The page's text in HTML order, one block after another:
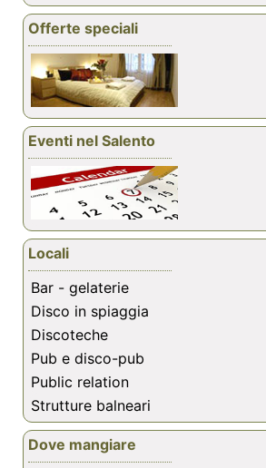
Offerte speciali
Eventi nel Salento
Locali
Bar - gelaterie
Disco in spiaggia
Discoteche
Pub e disco-pub
Public relation
Strutture balneari
Dove mangiare